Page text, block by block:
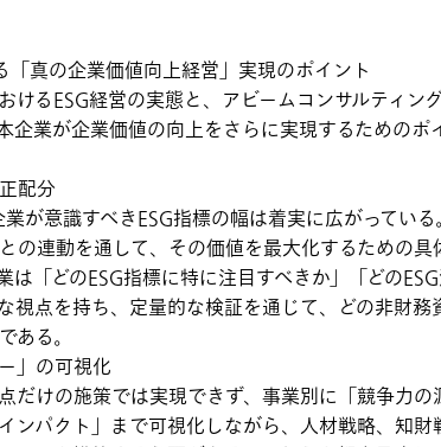
真の企業価値向上経営」実現のポイント
るESG経営の実態と、アビームコンサルティン
企業が企業価値の向上をさらに実現するためのポ
配分
が意識すべきESG指標の幅は着実に広がってい
の連動を通して、その価値を最大化するための
「どのESG指標に特に注目すべきか」「どの
視点を持ち、定量的な検証を通じて、どの非財
ある。
」の可視化
だけの施策では実現できず、事業別に「競争力
ンパクト」まで可視化しながら、人材戦略、知